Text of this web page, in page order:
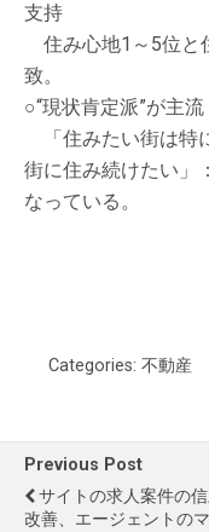
支持
住み心地1～5位と
致。
○“現状肯定派”が主流
「住みたい街は特
街に住み続けたい」
なっている。
Categories: 不動産
Previous Post
サイトの求人案件の
改善、エージェントの